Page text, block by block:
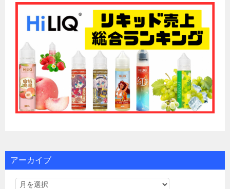
アーカイブ